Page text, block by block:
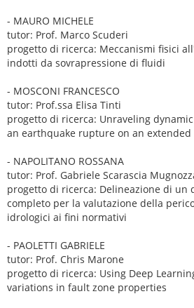
- MAURO MICHELE
tutor: Prof. Marco Scuderi
progetto di ricerca: Meccanismi fisici
indotti da sovrapressione di fluidi
- MOSCONI FRANCESCO
tutor: Prof.ssa Elisa Tinti
progetto di ricerca: Unraveling
an earthquake rupture on an
- NAPOLITANO ROSSANA
tutor: Prof. Gabriele Scarascia
progetto di ricerca: Delineazione di un
completo per la valutazione della
idrologici ai fini normativi
- PAOLETTI GABRIELE
tutor: Prof. Chris Marone
progetto di ricerca: Using Deep
variations in fault zone properties